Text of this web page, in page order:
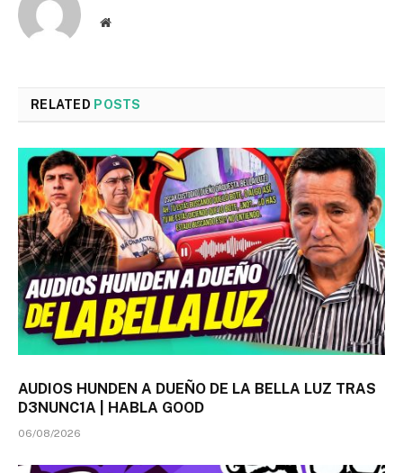
Website
RELATED POSTS
AUDIOS HUNDEN A DUEÑO DE LA BELLA LUZ TRAS
D3NUNC1A | HABLA GOOD
06/08/2026